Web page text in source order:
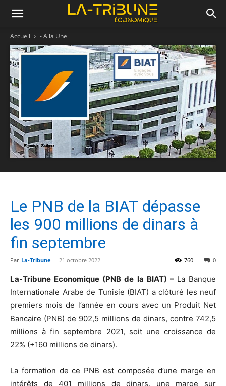
Accueil - A la Une
Le PNB de la BIAT dépasse
les 900 millions de dinars à
fin septembre
Par La-Tribune - 21 octobre 2022 0
760
La-Tribune Economique (PNB de la BIAT) – La Banque
Internationale Arabe de Tunisie (BIAT) a clôturé les neuf
premiers mois de l’année en cours avec un Produit Net
Bancaire (PNB) de 902,5 millions de dinars, contre 742,5
millions à fin septembre 2021, soit une croissance de
22% (+160 millions de dinars).
La formation de ce PNB est composée d’une marge en
intérêts de 401 millions de dinars, une marge sur